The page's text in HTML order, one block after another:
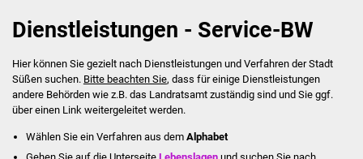
Ausschüsse
Ratsinformationssystem
Jugendbeirat
Summerrockfestival
Dienstleistungen - Service-BW
Hier können Sie gezielt nach Dienstleistungen und Verfahren der Stadt
Süßen suchen. Bitte beachten Sie, dass für einige Dienstleistungen
andere Behörden wie z.B. das Landratsamt zuständig sind und Sie ggf.
über einen Link weitergeleitet werden.
Wählen Sie ein Verfahren aus dem Alphabet